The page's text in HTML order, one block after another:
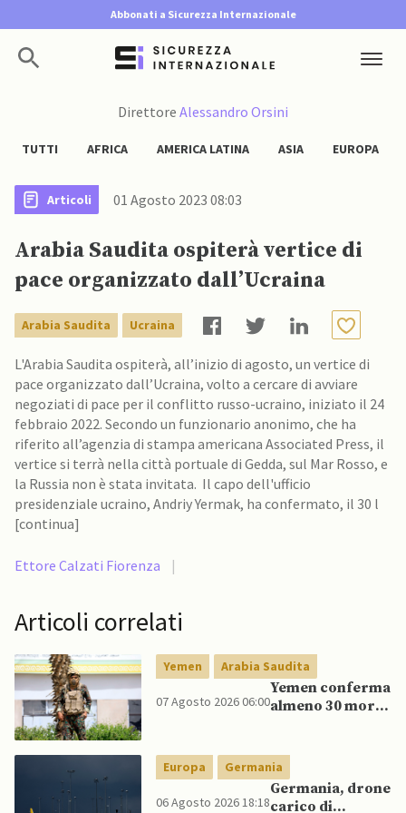
Abbonati a Sicurezza Internazionale
Direttore Alessandro Orsini
TUTTI AFRICA AMERICA LATINA ASIA EUROPA
Articoli 01 Agosto 2023 08:03
Arabia Saudita ospiterà vertice di
pace organizzato dall’Ucraina
Arabia Saudita Ucraina
L'Arabia Saudita ospiterà, all’inizio di agosto, un vertice di
pace organizzato dall’Ucraina, volto a cercare di avviare
negoziati di pace per il conflitto russo-ucraino, iniziato il 24
febbraio 2022. Secondo un funzionario anonimo, che ha
riferito all’agenzia di stampa americana Associated Press, il
vertice si terrà nella città portuale di Gedda, sul Mar Rosso, e
la Russia non è stata invitata. Il capo dell'ufficio
presidenziale ucraino, Andriy Yermak, ha confermato, il 30 l
[continua]
Ettore Calzati Fiorenza |
Articoli correlati
Yemen Arabia Saudita
07 Agosto 2026 06:00
Yemen conferma
almeno 30 morti
governativo
Europa Germania
06 Agosto 2026 18:18
Germania, drone
carico di